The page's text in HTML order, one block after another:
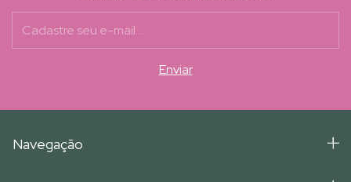
Navegação